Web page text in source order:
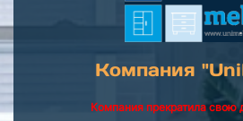
Компания
Компания прекратила свою